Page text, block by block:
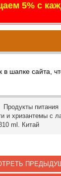
5% с
в шапке сайта,
Продукты питания
и хризантемы с
ml. Китай